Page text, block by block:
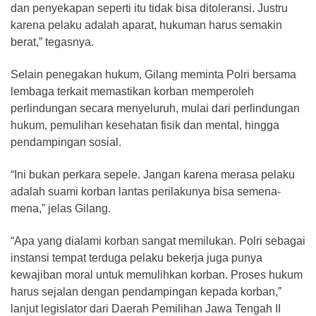
dan penyekapan seperti itu tidak bisa ditoleransi. Justru
karena pelaku adalah aparat, hukuman harus semakin
berat,” tegasnya.
Selain penegakan hukum, Gilang meminta Polri bersama
lembaga terkait memastikan korban memperoleh
perlindungan secara menyeluruh, mulai dari perlindungan
hukum, pemulihan kesehatan fisik dan mental, hingga
pendampingan sosial.
“Ini bukan perkara sepele. Jangan karena merasa pelaku
adalah suami korban lantas perilakunya bisa semena-
mena,” jelas Gilang.
“Apa yang dialami korban sangat memilukan. Polri sebagai
instansi tempat terduga pelaku bekerja juga punya
kewajiban moral untuk memulihkan korban. Proses hukum
harus sejalan dengan pendampingan kepada korban,”
lanjut legislator dari Daerah Pemilihan Jawa Tengah II